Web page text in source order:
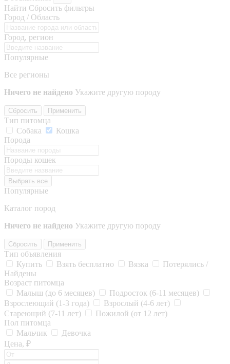
Найти Сбросить фильтры
Город / Область
Город, регион
Популярные
Все регионы
Ничего не найдено Укажите другую породу
Сбросить Применить
Тип питомца
Собака
Кошка
Порода
Породы кошек
Выбрать все
Популярные
Каталог пород
Ничего не найдено Укажите другую породу
Сбросить Применить
Тип объявления
Купить
Взять бесплатно Вязка
Потерялись /
Найдены
Возраст питомца
Малыш (до 6 месяцев)
Подросток (6-11 месяцев)
Взрослеющий (1-3 года)
Взрослый (4-6 лет)
Стареющий (7-11 лет)
Пожилой (от 12 лет)
Пол питомца
Мальчик
Девочка
Цена, ₽